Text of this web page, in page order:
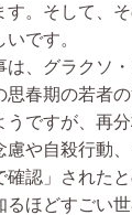
す。そして、
いです。
、グラクソ
思春期の若者
うですが、再
慮や自殺行動
確認」されたと
ほどすごい世